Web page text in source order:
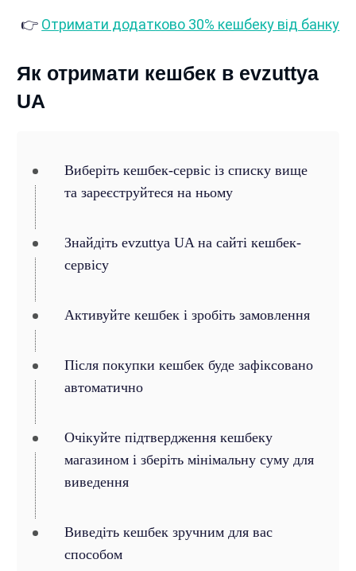
👉 Отримати додатково 30% кешбеку від банку
Як отримати кешбек в evzuttya
UA
Виберіть кешбек-сервіс із списку вище
та зареєструйтеся на ньому
Знайдіть evzuttya UA на сайті кешбек-
сервісу
Активуйте кешбек і зробіть замовлення
Після покупки кешбек буде зафіксовано
автоматично
Очікуйте підтвердження кешбеку
магазином і зберіть мінімальну суму для
виведення
Виведіть кешбек зручним для вас
способом